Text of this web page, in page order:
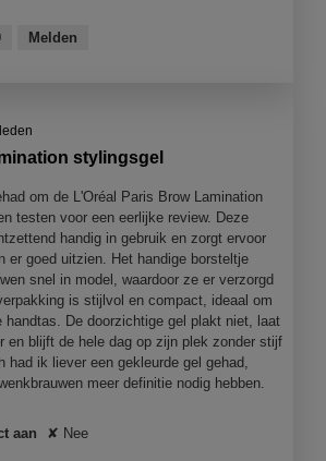
Melden
stylingsgel
om de L'Oréal Paris Brow Lamination
testen voor een eerlijke review. Deze
handig in gebruik en zorgt ervoor
er goed uitzien. Het handige borsteltje
snel in model, waardoor ze er verzorgd
is stijlvol en compact, ideaal om
handtas. De doorzichtige gel plakt niet, laat
en blijft de hele dag op zijn plek zonder stijf
had ik liever een gekleurde gel gehad,
meer definitie nodig hebben.
aan ✘ Nee